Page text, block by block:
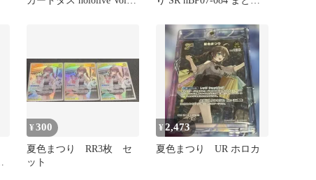
¥300
夏色まつり RR3枚 セ
ット
¥2,473
夏色まつり UR ホロカ